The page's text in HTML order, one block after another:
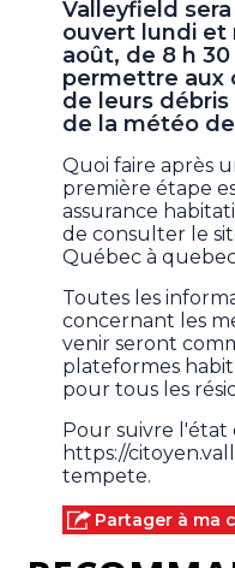
Valleyfield
ouvert lundi et
août, de 8 h 30
permettre aux
de leurs
de la météo
Quoi faire après
première étape
assurance
de consulter le
Québec à
Toutes les
concernant les
venir seront
plateformes
pour tous les
Pour suivre l'état
https://
tempete.
Partager à ma